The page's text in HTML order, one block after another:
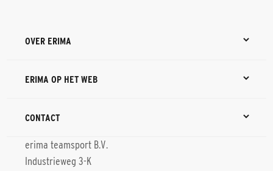
OVER ERIMA
ERIMA OP HET WEB
CONTACT
erima teamsport B.V.
Industrieweg 3-K